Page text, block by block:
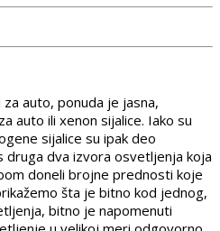
auto, ponuda je jasna,
auto ili xenon sijalice. Iako su
sijalice su ipak deo
druga dva izvora osvetljenja koja
doneli brojne prednosti koje
šta je bitno kod jednog,
bitno je napomenuti